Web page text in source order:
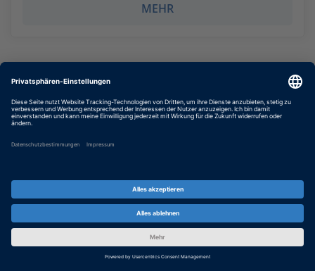
MEHR
ETH Zurich: Back to the Future